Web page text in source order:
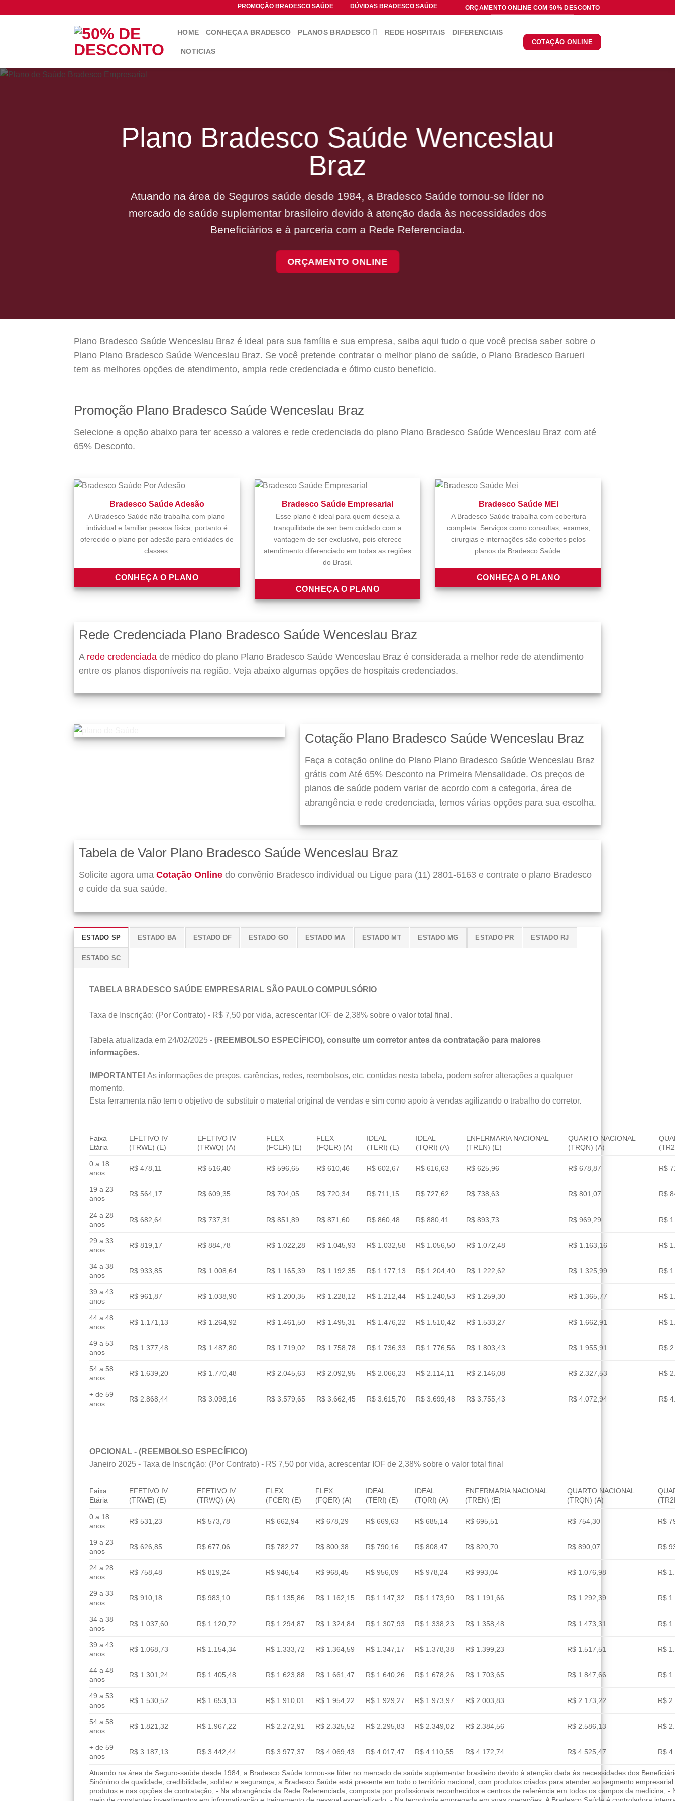
PROMOÇÃO BRADESCO SAÚDE DÚVIDAS BRADESCO SAÚDE ORÇAMENTO ONLINE COM 50% DESCONTO
HOME CONHEÇA A BRADESCO PLANOS BRADESCO REDE HOSPITAIS DIFERENCIAIS
NOTICIAS
COTAÇÃO ONLINE
Plano Bradesco Saúde Wenceslau
Braz
Atuando na área de Seguros saúde desde 1984, a Bradesco Saúde tornou-se líder no
mercado de saúde suplementar brasileiro devido à atenção dada às necessidades dos
Beneficiários e à parceria com a Rede Referenciada.
ORÇAMENTO ONLINE
Plano Bradesco Saúde Wenceslau Braz é ideal para sua família e sua empresa, saiba aqui tudo o que você precisa saber sobre o
Plano Plano Bradesco Saúde Wenceslau Braz. Se você pretende contratar o melhor plano de saúde, o Plano Bradesco Barueri
tem as melhores opções de atendimento, ampla rede credenciada e ótimo custo beneficio.
Promoção Plano Bradesco Saúde Wenceslau Braz
Selecione a opção abaixo para ter acesso a valores e rede credenciada do plano Plano Bradesco Saúde Wenceslau Braz com até
65% Desconto.
Bradesco Saúde Adesão
A Bradesco Saúde não trabalha com plano
individual e familiar pessoa física, portanto é
oferecido o plano por adesão para entidades de
classes.
CONHEÇA O PLANO
Bradesco Saúde Empresarial
Esse plano é ideal para quem deseja a
tranquilidade de ser bem cuidado com a
vantagem de ser exclusivo, pois oferece
atendimento diferenciado em todas as regiões
do Brasil.
CONHEÇA O PLANO
Bradesco Saúde MEI
A Bradesco Saúde trabalha com cobertura
completa. Serviços como consultas, exames,
cirurgias e internações são cobertos pelos
planos da Bradesco Saúde.
CONHEÇA O PLANO
Rede Credenciada Plano Bradesco Saúde Wenceslau Braz
A rede credenciada de médico do plano Plano Bradesco Saúde Wenceslau Braz é considerada a melhor rede de atendimento
entre os planos disponíveis na região. Veja abaixo algumas opções de hospitais credenciados.
Cotação Plano Bradesco Saúde Wenceslau Braz
Faça a cotação online do Plano Plano Bradesco Saúde Wenceslau Braz
grátis com Até 65% Desconto na Primeira Mensalidade. Os preços de
planos de saúde podem variar de acordo com a categoria, área de
abrangência e rede credenciada, temos várias opções para sua escolha.
Tabela de Valor Plano Bradesco Saúde Wenceslau Braz
Solicite agora uma Cotação Online do convênio Bradesco individual ou Ligue para (11) 2801-6163 e contrate o plano Bradesco
e cuide da sua saúde.
ESTADO SP ESTADO BA ESTADO DF ESTADO GO ESTADO MA ESTADO MT ESTADO MG ESTADO PR ESTADO RJ
ESTADO SC
TABELA BRADESCO SAÚDE EMPRESARIAL SÃO PAULO COMPULSÓRIO
Taxa de Inscrição: (Por Contrato) - R$ 7,50 por vida, acrescentar IOF de 2,38% sobre o valor total final.
Tabela atualizada em 24/02/2025 - (REEMBOLSO ESPECÍFICO), consulte um corretor antes da contratação para maiores
informações.
IMPORTANTE! As informações de preços, carências, redes, reembolsos, etc, contidas nesta tabela, podem sofrer alterações a qualquer
momento.
Esta ferramenta não tem o objetivo de substituir o material original de vendas e sim como apoio à vendas agilizando o trabalho do corretor.
Faixa
Etária
EFETIVO IV
(TRWE) (E)
EFETIVO IV
(TRWQ) (A)
FLEX
(FCER) (E)
FLEX
(FQER) (A)
IDEAL
(TERI) (E)
IDEAL
(TQRI) (A)
ENFERMARIA NACIONAL
(TREN) (E)
QUARTO NACIONAL
(TRQN) (A)
0 a 18
anos
R$ 478,11 R$ 516,40 R$ 596,65 R$ 610,46 R$ 602,67 R$ 616,63 R$ 625,96 R$ 678,87 R$
19 a 23
anos
R$ 564,17 R$ 609,35 R$ 704,05 R$ 720,34 R$ 711,15 R$ 727,62 R$ 738,63 R$ 801,07 R$
24 a 28
anos
R$ 682,64 R$ 737,31 R$ 851,89 R$ 871,60 R$ 860,48 R$ 880,41 R$ 893,73 R$ 969,29 R$
29 a 33
anos
R$ 819,17 R$ 884,78 R$ 1.022,28 R$ 1.045,93 R$ 1.032,58 R$ 1.056,50 R$ 1.072,48 R$ 1.163,16 R$
34 a 38
anos
R$ 933,85 R$ 1.008,64 R$ 1.165,39 R$ 1.192,35 R$ 1.177,13 R$ 1.204,40 R$ 1.222,62 R$ 1.325,99 R$
39 a 43
anos
R$ 961,87 R$ 1.038,90 R$ 1.200,35 R$ 1.228,12 R$ 1.212,44 R$ 1.240,53 R$ 1.259,30 R$ 1.365,77 R$
44 a 48
anos
R$ 1.171,13 R$ 1.264,92 R$ 1.461,50 R$ 1.495,31 R$ 1.476,22 R$ 1.510,42 R$ 1.533,27 R$ 1.662,91 R$
49 a 53
anos
R$ 1.377,48 R$ 1.487,80 R$ 1.719,02 R$ 1.758,78 R$ 1.736,33 R$ 1.776,56 R$ 1.803,43 R$ 1.955,91 R$
54 a 58
anos
R$ 1.639,20 R$ 1.770,48 R$ 2.045,63 R$ 2.092,95 R$ 2.066,23 R$ 2.114,11 R$ 2.146,08 R$ 2.327,53 R$
+ de 59
anos
R$ 2.868,44 R$ 3.098,16 R$ 3.579,65 R$ 3.662,45 R$ 3.615,70 R$ 3.699,48 R$ 3.755,43 R$ 4.072,94 R$
OPCIONAL - (REEMBOLSO ESPECÍFICO)
Janeiro 2025 - Taxa de Inscrição: (Por Contrato) - R$ 7,50 por vida, acrescentar IOF de 2,38% sobre o valor total final
Faixa
Etária
EFETIVO IV
(TRWE) (E)
EFETIVO IV
(TRWQ) (A)
FLEX
(FCER) (E)
FLEX
(FQER) (A)
IDEAL
(TERI) (E)
IDEAL
(TQRI) (A)
ENFERMARIA NACIONAL
(TREN) (E)
QUARTO NACIONAL
(TRQN) (A)
0 a 18
anos
R$ 531,23 R$ 573,78 R$ 662,94 R$ 678,29 R$ 669,63 R$ 685,14 R$ 695,51 R$ 754,30 R$
19 a 23
anos
R$ 626,85 R$ 677,06 R$ 782,27 R$ 800,38 R$ 790,16 R$ 808,47 R$ 820,70 R$ 890,07 R$
24 a 28
anos
R$ 758,48 R$ 819,24 R$ 946,54 R$ 968,45 R$ 956,09 R$ 978,24 R$ 993,04 R$ 1.076,98 R$
29 a 33
anos
R$ 910,18 R$ 983,10 R$ 1.135,86 R$ 1.162,15 R$ 1.147,32 R$ 1.173,90 R$ 1.191,66 R$ 1.292,39 R$
34 a 38
anos
R$ 1.037,60 R$ 1.120,72 R$ 1.294,87 R$ 1.324,84 R$ 1.307,93 R$ 1.338,23 R$ 1.358,48 R$ 1.473,31 R$
39 a 43
anos
R$ 1.068,73 R$ 1.154,34 R$ 1.333,72 R$ 1.364,59 R$ 1.347,17 R$ 1.378,38 R$ 1.399,23 R$ 1.517,51 R$
44 a 48
anos
R$ 1.301,24 R$ 1.405,48 R$ 1.623,88 R$ 1.661,47 R$ 1.640,26 R$ 1.678,26 R$ 1.703,65 R$ 1.847,66 R$
49 a 53
anos
R$ 1.530,52 R$ 1.653,13 R$ 1.910,01 R$ 1.954,22 R$ 1.929,27 R$ 1.973,97 R$ 2.003,83 R$ 2.173,22 R$
54 a 58
anos
R$ 1.821,32 R$ 1.967,22 R$ 2.272,91 R$ 2.325,52 R$ 2.295,83 R$ 2.349,02 R$ 2.384,56 R$ 2.586,13 R$
+ de 59
anos
R$ 3.187,13 R$ 3.442,44 R$ 3.977,37 R$ 4.069,43 R$ 4.017,47 R$ 4.110,55 R$ 4.172,74 R$ 4.525,47 R$
Atuando na área de Seguro-saúde desde 1984, a Bradesco Saúde tornou-se líder no mercado de saúde suplementar brasileiro devido à atenção dada às necessidades dos
Sinônimo de qualidade, credibilidade, solidez e segurança, a Bradesco Saúde está presente em todo o território nacional, com produtos criados para atender ao segmento
produtos e nas opções de contratação; - Na abrangência da Rede Referenciada, composta por profissionais reconhecidos e centros de referência em todos os campos da medicina;